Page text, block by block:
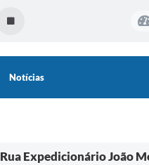
Notícias
Rua Expedicionário João